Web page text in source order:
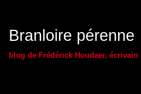
Branloire pérenne
blog de Frédérick Houdaer, écrivain